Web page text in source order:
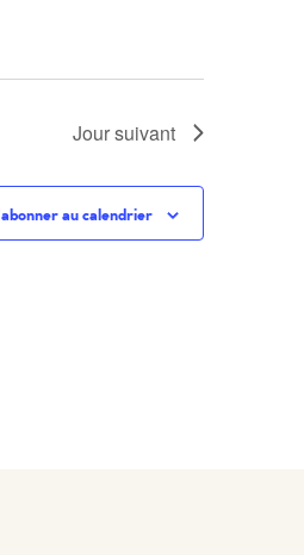
Jour suivant
au calendrier